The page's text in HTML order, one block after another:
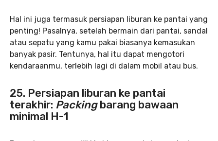
Hal ini juga termasuk persiapan liburan ke pantai yang
penting! Pasalnya, setelah bermain dari pantai, sandal
atau sepatu yang kamu pakai biasanya kemasukan
banyak pasir. Tentunya, hal itu dapat mengotori
kendaraanmu, terlebih lagi di dalam mobil atau bus.
25. Persiapan liburan ke pantai
terakhir: Packingbarang bawaan
minimal H-1